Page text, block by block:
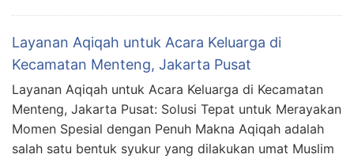
Layanan Aqiqah untuk Acara Keluarga di
Kecamatan Menteng, Jakarta Pusat
Layanan Aqiqah untuk Acara Keluarga di Kecamatan
Menteng, Jakarta Pusat: Solusi Tepat untuk Merayakan
Momen Spesial dengan Penuh Makna Aqiqah adalah
salah satu bentuk syukur yang dilakukan umat Muslim